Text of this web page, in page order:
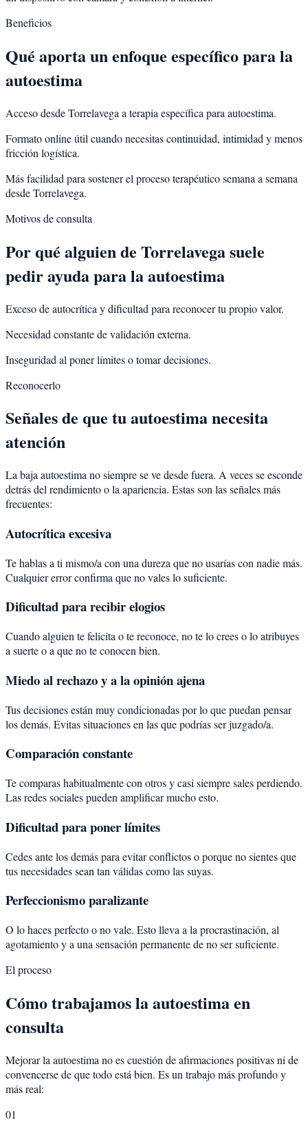
Beneficios
Qué aporta un enfoque específico para la
autoestima
Acceso desde Torrelavega a terapia específica para autoestima.
Formato online útil cuando necesitas continuidad, intimidad y menos
fricción logística.
Más facilidad para sostener el proceso terapéutico semana a semana
desde Torrelavega.
Motivos de consulta
Por qué alguien de Torrelavegasuele
pedir ayuda para laautoestima
Exceso de autocrítica y dificultad para reconocer tu propio valor.
Necesidad constante de validación externa.
Inseguridad al poner límites o tomar decisiones.
Reconocerlo
Señales de que tu autoestima necesita
atención
La baja autoestima no siempre se ve desde fuera. A veces se esconde
detrás del rendimiento o la apariencia. Estas son las señales más
frecuentes:
Autocrítica excesiva
Te hablas a ti mismo/a con una dureza que no usarías con nadie más.
Cualquier error confirma que no vales lo suficiente.
Dificultad para recibir elogios
Cuando alguien te felicita o te reconoce, no te lo crees o lo atribuyes
a suerte o a que no te conocen bien.
Miedo al rechazo y a la opinión ajena
Tus decisiones están muy condicionadas por lo que puedan pensar
los demás. Evitas situaciones en las que podrías ser juzgado/a.
Comparación constante
Te comparas habitualmente con otros y casi siempre sales perdiendo.
Las redes sociales pueden amplificar mucho esto.
Dificultad para poner límites
Cedes ante los demás para evitar conflictos o porque no sientes que
tus necesidades sean tan válidas como las suyas.
Perfeccionismo paralizante
O lo haces perfecto o no vale. Esto lleva a la procrastinación, al
agotamiento y a una sensación permanente de no ser suficiente.
El proceso
Cómo trabajamos la autoestima en
consulta
Mejorar la autoestima no es cuestión de afirmaciones positivas ni de
convencerse de que todo está bien. Es un trabajo más profundo y
más real:
01